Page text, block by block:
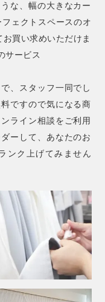
な、幅の大きなカー
ェクトスペースのオ
買い求めいただけま
サービス
、スタッフ一同でし
ですので気になる商
ライン相談をご利用
ーして、あなたのお
ンク上げてみません